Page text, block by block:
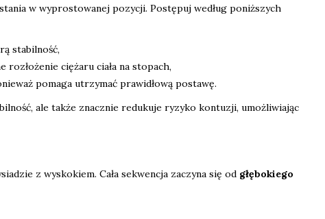
w wyprostowanej pozycji. Postępuj według poniższych
stabilność,
ciężaru ciała na stopach,
pomaga utrzymać prawidłową postawę.
ale także znacznie redukuje ryzyko kontuzji, umożliwiając
z wyskokiem. Cała sekwencja zaczyna się od głębokiego